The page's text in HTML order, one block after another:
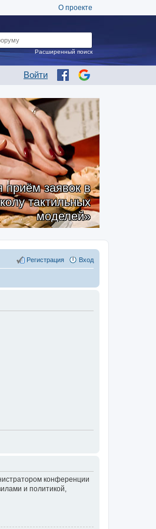
О проекте
Войти
Расширенный поиск
приём заявок в
тактильных
моделей»
Вход
Регистрация
конференции
и политикой,